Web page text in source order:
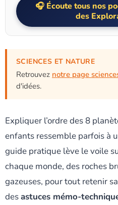
Écoute tous nos
des
SCIENCES ET NATURE
Retrouvez notre page
d'idées.
Expliquer l’ordre des 8
enfants ressemble parfois à
guide pratique lève le voile
chaque monde, des roches
gazeuses, pour tout retenir
desastuces mémo-